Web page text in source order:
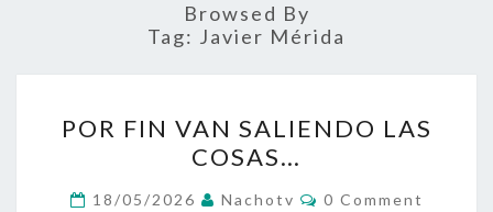
Browsed By
Tag: Javier Mérida
FIN
VAN
SALIENDO
POR FIN VAN SALIENDO LAS
COSAS…
18/05/2026 Nachotv Comments
0 Comment